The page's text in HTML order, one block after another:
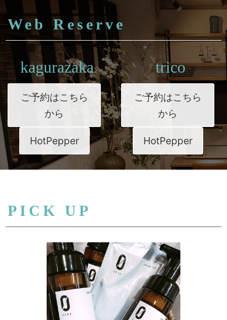
Web Reserve
kagurazaka
ご予約はこちら
から
HotPepper
trico
ご予約はこちら
から
HotPepper
PICK UP